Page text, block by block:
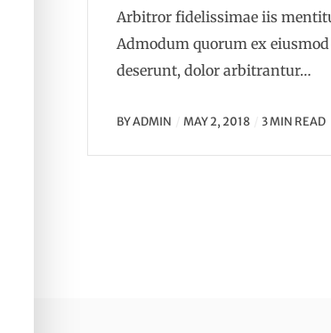
Arbitror fidelissimae iis
Admodum quorum ex
deserunt, dolor arbitrantur…
BYADMIN MAY 2, 2018 3 MIN READ